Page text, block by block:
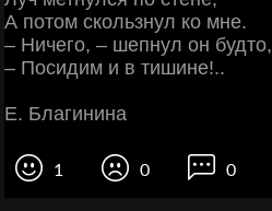
А потом скользнул ко мне.
– Ничего, – шепнул он будто,
– Посидим и в тишине!..
Е. Благинина
1 0 0